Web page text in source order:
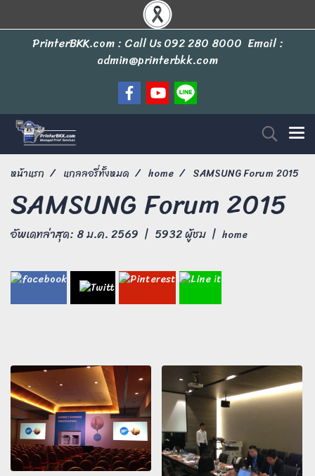
PrinterBKK.com : Call Us092 280 8000 Email :
admin@printerbkk.com
หน้าแรก แกลลอรี่ทั้งหมด home SAMSUNG Forum 2015
SAMSUNG Forum 2015
อัพเดทล่าสุด: 8 ม.ค. 2569 | 5932 ผู้ชม | home